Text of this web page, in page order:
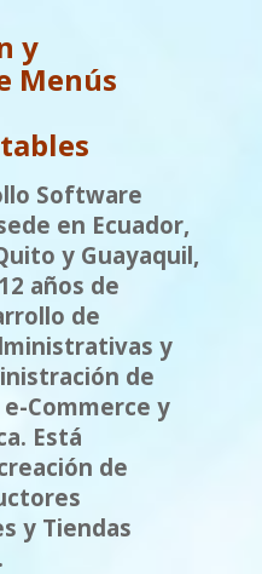
y
Menús
Software
en Ecuador,
y Guayaquil,
años de
de
y
de
Commerce y
. Está
de
y Tiendas